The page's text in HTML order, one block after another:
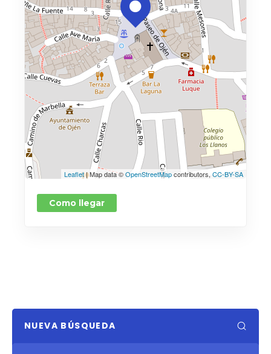
Leaflet| Map data ©OpenStreetMapcontributors, CC-BY-SA
Como llegar
NUEVA BÚSQUEDA